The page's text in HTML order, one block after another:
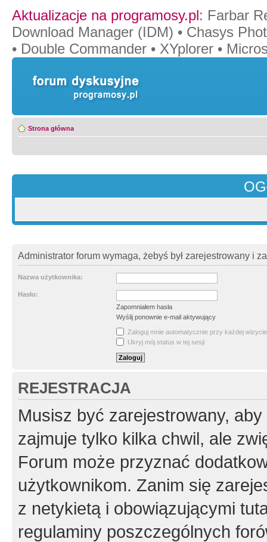
Aktualizacje na programosy.pl: Farbar
Download Manager (IDM) • Chasys
• Double Commander • XYplorer •
Strona główna
Administrator forum wymaga, żebyś był zarejestrowany i
Nazwa użytkownika:
Hasło:
Zapomniałem hasła
Wyślij ponownie e-mail aktywujący
Zaloguj mnie automatycznie przy każdej wizycie
Ukryj mój status w tej sesji
REJESTRACJA
Musisz być zarejestrowany,
zajmuje tylko kilka chwil, ale
Forum może przyznać
użytkownikom. Zanim się
z netykietą i obowiązującymi
regulaminy poszczególnych